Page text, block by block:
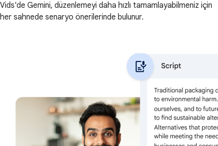
Vids'de Gemini, düzenlemeyi daha hızlı tamamlayabilmeniz için
her sahnede senaryo önerilerinde bulunur.